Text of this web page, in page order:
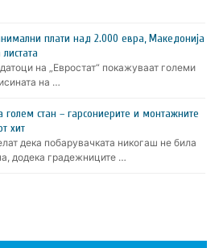
плати над 2.000 евра, Македонија
на „Евростат“ покажуваат големи
на …
голем стан – гарсониерите и монтажните
хит
дека побарувачката никогаш не била
додека градежниците …